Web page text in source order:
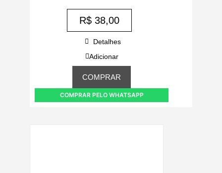
R$38,00
Detalhes
Adicionar
COMPRAR
COMPRAR PELO WHATSAPP